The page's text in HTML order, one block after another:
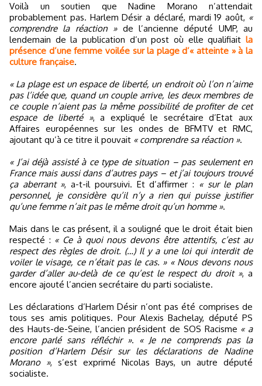
Voilà un soutien que Nadine Morano n’attendait
probablement pas. Harlem Désir a déclaré, mardi 19 août, «
comprendre la réaction »de l’ancienne député UMP, au
lendemain de la publication d’un post où elle qualifiait la
présence d’une femme voilée sur la plage d’« atteinte » à la
culture française.
« La plage est un espace de liberté, un endroit où l’on n’aime
pas l’idée que, quand un couple arrive, les deux membres de
ce couple n’aient pas la même possibilité de profiter de cet
espace de liberté », a expliqué le secrétaire d’Etat aux
Affaires européennes sur les ondes de BFMTV et RMC,
ajoutant qu’à ce titre il pouvait « comprendre sa réaction ».
« J’ai déjà assisté à ce type de situation – pas seulement en
France mais aussi dans d’autres pays – et j’ai toujours trouvé
ça aberrant », a-t-il poursuivi. Et d’affirmer : « sur le plan
personnel, je considère qu’il n’y a rien qui puisse justifier
qu’une femme n’ait pas le même droit qu’un homme ».
Mais dans le cas présent, il a souligné que le droit était bien
respecté : « Ce à quoi nous devons être attentifs, c’est au
respect des règles de droit. (…) Il y a une loi qui interdit de
voiler le visage, ce n’était pas le cas. » « Nous devons nous
garder d’aller au-delà de ce qu’est le respect du droit », a
encore ajouté l’ancien secrétaire du parti socialiste.
Les déclarations d’Harlem Désir n’ont pas été comprises de
tous ses amis politiques. Pour Alexis Bachelay, député PS
des Hauts-de-Seine, l’ancien président de SOS Racisme « a
encore parlé sans réfléchir ».
« Je ne comprends pas la
position d’Harlem Désir sur les déclarations de Nadine
Morano », s’est exprimé Nicolas Bays, un autre député
socialiste.